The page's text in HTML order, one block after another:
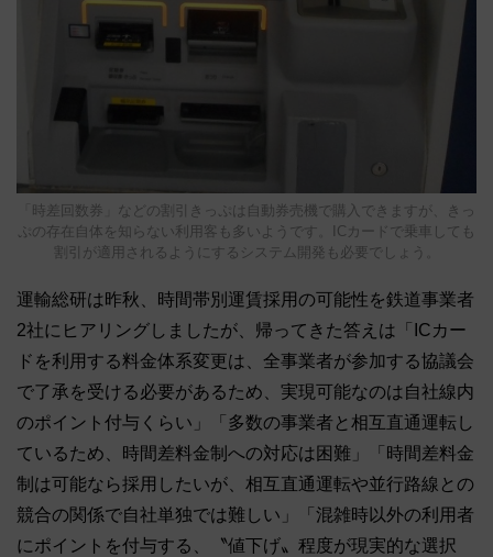
「時差回数券」などの割引きっぷは自動券売機で購入できますが、きっ
ぷの存在自体を知らない利用客も多いようです。ICカードで乗車しても
割引が適用されるようにするシステム開発も必要でしょう。
運輸総研は昨秋、時間帯別運賃採用の可能性を鉄道事業者
2社にヒアリングしましたが、帰ってきた答えは「ICカー
ドを利用する料金体系変更は、全事業者が参加する協議会
で了承を受ける必要があるため、実現可能なのは自社線内
のポイント付与くらい」「多数の事業者と相互直通運転し
ているため、時間差料金制への対応は困難」「時間差料金
制は可能なら採用したいが、相互直通運転や並行路線との
競合の関係で自社単独では難しい」「混雑時以外の利用者
にポイントを付与する、〝値下げ〟程度が現実的な選択